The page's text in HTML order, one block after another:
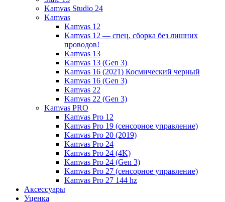
Kamvas Studio 24
Kamvas
Kamvas 12
Kamvas 12 — спец. сборка без лишних
проводов!
Kamvas 13
Kamvas 13 (Gen 3)
Kamvas 16 (2021) Космический черный
Kamvas 16 (Gen 3)
Kamvas 22
Kamvas 22 (Gen 3)
Kamvas PRO
Kamvas Pro 12
Kamvas Pro 19 (сенсорное управление)
Kamvas Pro 20 (2019)
Kamvas Pro 24
Kamvas Pro 24 (4K)
Kamvas Pro 24 (Gen 3)
Kamvas Pro 27 (сенсорное управление)
Kamvas Pro 27 144 hz
Аксессуары
Уценка